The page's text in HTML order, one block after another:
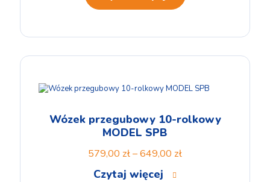
Wózek przegubowy 10-rolkowy
MODEL SPB
579,00 zł–649,00 zł
Czytaj więcej